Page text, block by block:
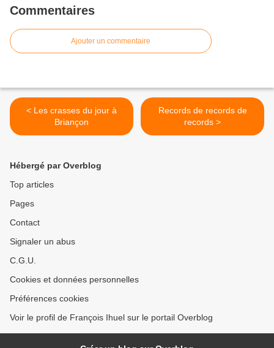
Commentaires
Ajouter un commentaire
< Les crasses du jour à
Briançon
Records de records de
records >
Hébergé par Overblog
Top articles
Pages
Contact
Signaler un abus
C.G.U.
Cookies et données personnelles
Préférences cookies
Voir le profil de François Ihuel sur le portail Overblog